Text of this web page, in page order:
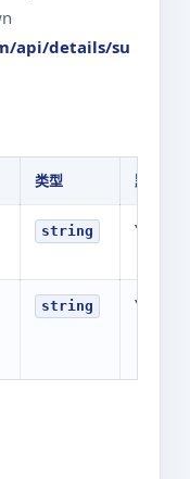
api/details/su
类型 默认值
string
string